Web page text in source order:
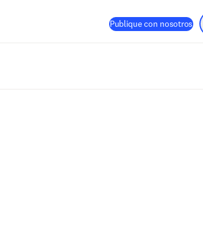
Publique con nosotros